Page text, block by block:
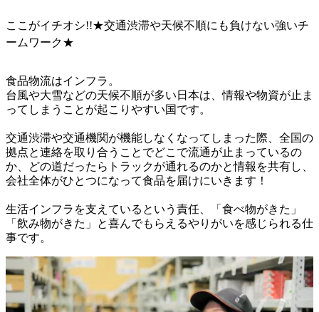
ここがイチオシ!!★交通渋滞や天候不順にも負けない強いチ
ームワーク★
食品物流はインフラ。
台風や大雪などの天候不順が多い日本は、情報や物資が止ま
ってしまうことが起こりやすい国です。
交通渋滞や交通機関が機能しなくなってしまった際、全国の
拠点と連絡を取り合うことでどこで流通が止まっているの
か、どの道だったらトラックが通れるのかと情報を共有し、
会社全体がひとつになって食品を届けにいきます！
生活インフラを支えているという責任、「食べ物がきた」
「飲み物がきた」と喜んでもらえるやりがいを感じられる仕
事です。